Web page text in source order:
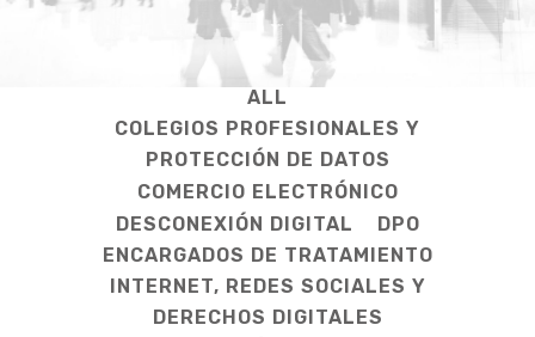
ALL
COLEGIOS PROFESIONALES Y
PROTECCIÓN DE DATOS
COMERCIO ELECTRÓNICO
DESCONEXIÓN DIGITAL
DPO
ENCARGADOS DE TRATAMIENTO
INTERNET, REDES SOCIALES Y
DERECHOS DIGITALES